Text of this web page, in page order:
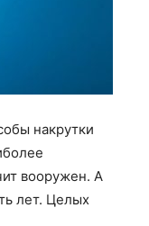
накрутки
вооружен. А
лет. Целых